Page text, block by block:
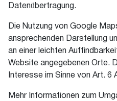
Datenübertragung.
Die Nutzung von Google
ansprechenden Darstellung
an einer leichten
Website angegebenen Orte.
Interesse im Sinne von Art. 6
Mehr Informationen zum